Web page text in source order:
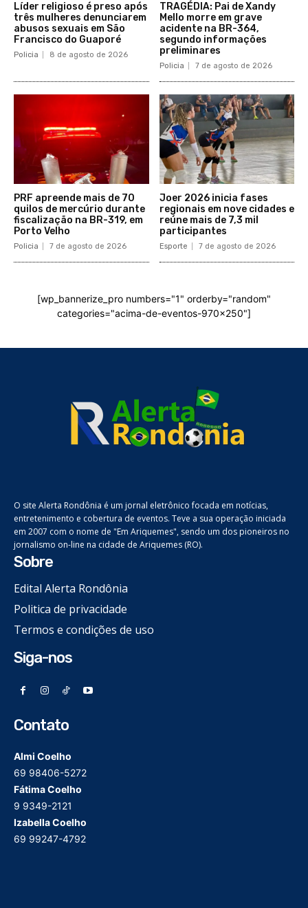
Líder religioso é preso após
três mulheres denunciarem
abusos sexuais em São
Francisco do Guaporé
Policia 8 de agosto de 2026
TRAGÉDIA: Pai de Xandy
Mello morre em grave
acidente na BR-364,
segundo informações
preliminares
Policia 7 de agosto de 2026
PRF apreende mais de 70
quilos de mercúrio durante
fiscalização na BR-319, em
Porto Velho
Policia 7 de agosto de 2026
Joer 2026 inicia fases
regionais em nove cidades e
reúne mais de 7,3 mil
participantes
Esporte 7 de agosto de 2026
[wp_bannerize_pro numbers="1" orderby="random"
categories="acima-de-eventos-970x250"]
O site Alerta Rondônia é um jornal eletrônico focada em notícias,
entretenimento e cobertura de eventos. Teve a sua operação iniciada
em 2007 com o nome de "Em Ariquemes", sendo um dos pioneiros no
jornalismo on-line na cidade de Ariquemes (RO).
Sobre
Edital Alerta Rondônia
Politica de privacidade
Termos e condições de uso
Siga-nos
Contato
Almi Coelho
69 98406-5272
Fátima Coelho
9 9349-2121
Izabella Coelho
69 99247-4792